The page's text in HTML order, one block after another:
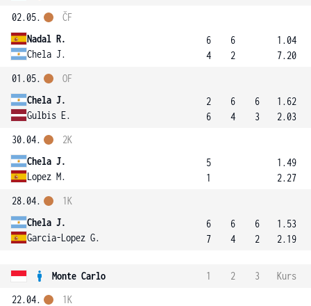
02.05.
Nadal R.
Chela J.
ČF
6
4
6
2
1.04
7.20
01.05.
Chela J.
Gulbis E.
OF
2
6
6
4
6
3
1.62
2.03
30.04.
Chela J.
Lopez M.
2K
5
1
1.49
2.27
28.04.
Chela J.
Garcia-Lopez G.
1K
6
7
6
4
6
2
1.53
2.19
Monte Carlo 1 2 3
Kurs
22.04.
1K